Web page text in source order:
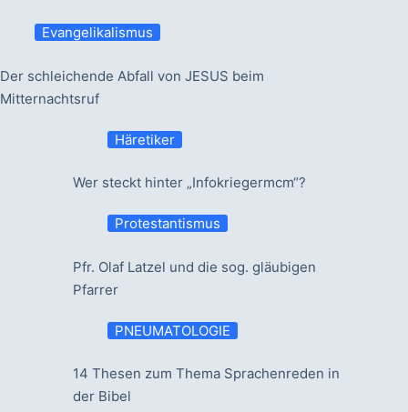
Evangelikalismus
Der schleichende Abfall von JESUS beim
Mitternachtsruf
Häretiker
Wer steckt hinter „Infokriegermcm“?
Protestantismus
Pfr. Olaf Latzel und die sog. gläubigen
Pfarrer
PNEUMATOLOGIE
14 Thesen zum Thema Sprachenreden in
der Bibel